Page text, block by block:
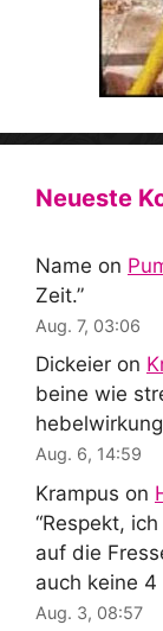
Neueste
Name on
Zeit.”
Aug. 7, 03:06
Dickeier on
beine wie
Aug. 6, 14:59
Krampus on
“Respekt,
auf die
auch keine 4
Aug. 3, 08:57